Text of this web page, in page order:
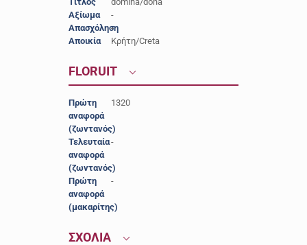
Αξίωμα
-
Απασχόληση
-
Αποικία
Κρήτη/Creta
FLORUIT
Πρώτη
αναφορά
(ζωντανός)
1320
Τελευταία
αναφορά
(ζωντανός)
-
Πρώτη
αναφορά
(μακαρίτης)
-
ΣΧΟΛΙΑ